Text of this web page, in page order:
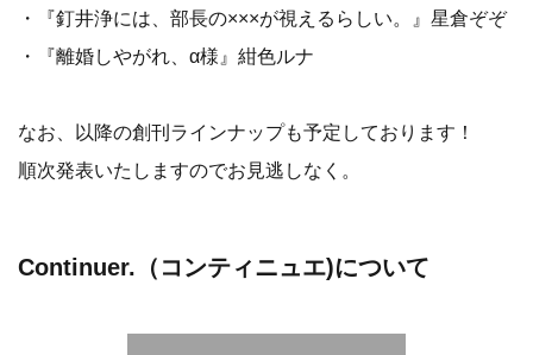
・『釘井浄には、部長の×××が視えるらしい。』星倉ぞぞ
・『離婚しやがれ、α様』紺色ルナ
なお、以降の創刊ラインナップも予定しております！
順次発表いたしますのでお見逃しなく。
Continuer.（コンティニュエ)について